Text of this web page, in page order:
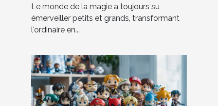
magie pour enfants
Le monde de la magie a toujours su
émerveiller petits et grands, transformant
l'ordinaire en...